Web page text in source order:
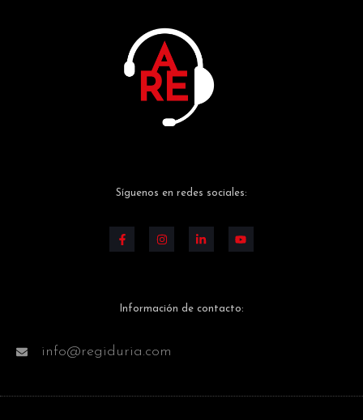
Síguenos en redes sociales:
Información de contacto:
info@regiduria.com